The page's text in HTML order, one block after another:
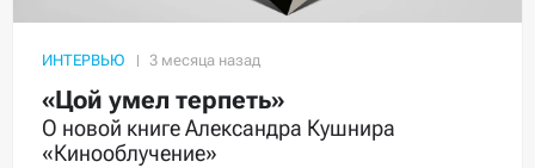
ИНТЕРВЬЮ
«Цой умел терпеть»
О новой книге Александра Кушнира
«Кинооблучение»